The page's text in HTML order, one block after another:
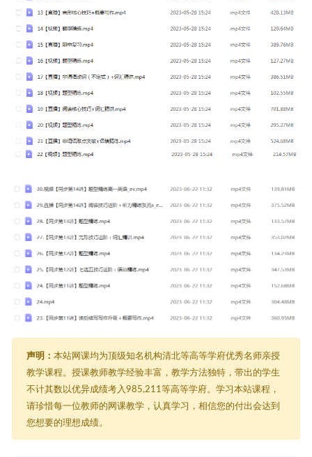
声明： 本站网课均为顶级知名机构清北等高等学府优秀名师亲授
教学课程。授课教师教学经验丰富，教学方法独特，带出的学生
不计其数以优异成绩考入985,211等高等学府。学习本站课程，
请珍惜每一位教师的网课教学，认真学习，相信您的付出会达到
您想要的理想成绩。